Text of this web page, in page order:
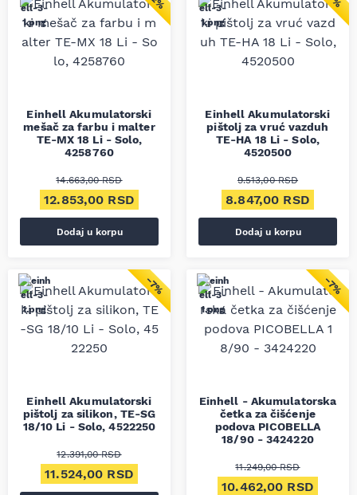
Einhell Akumulatorski
mešač za farbu i malter
TE-MX 18 Li - Solo,
4258760
14.663,00RSD
Originalna cena je bila: 14.663,00 RSD.
12.853,00 RSD Trenutna cena je: 12.853,00 RSD.
Dodaj u korpu
Einhell Akumulatorski
pištolj za vruć vazduh
TE-HA 18 Li - Solo,
4520500
9.513,00RSD
Originalna cena je
8.847,00 RSD
Dodaj u korpu
−7%
Einhell Akumulatorski
pištolj za silikon, TE-SG
18/10 Li - Solo, 4522250
12.391,00RSD
Originalna cena je bila: 12.391,00 RSD.
11.524,00 RSD Trenutna cena je: 11.524,00 RSD.
−7%
Einhell - Akumulatorska
četka za čišćenje
podova PICOBELLA
18/90 - 3424220
11.249,00RSD
Originalna cena je
10.462,00 RSD